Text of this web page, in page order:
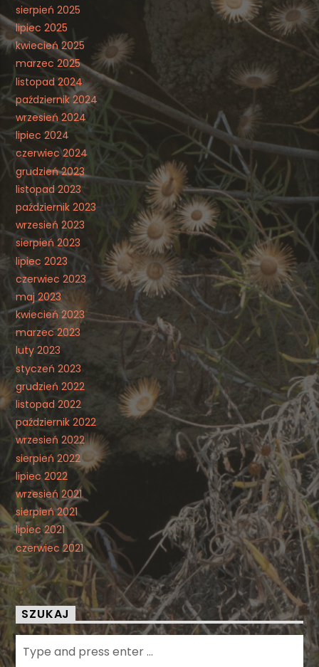
sierpień 2025
lipiec 2025
kwiecień 2025
marzec 2025
listopad 2024
październik 2024
wrzesień 2024
lipiec 2024
czerwiec 2024
grudzień 2023
listopad 2023
październik 2023
wrzesień 2023
sierpień 2023
lipiec 2023
czerwiec 2023
maj 2023
kwiecień 2023
marzec 2023
luty 2023
styczeń 2023
grudzień 2022
listopad 2022
październik 2022
wrzesień 2022
sierpień 2022
lipiec 2022
wrzesień 2021
sierpień 2021
lipiec 2021
czerwiec 2021
SZUKAJ